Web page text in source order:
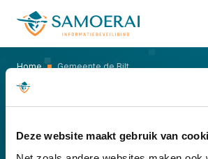
Deze website maakt gebruik van
Home Gemeente de Bilt
GEMEENTE DE